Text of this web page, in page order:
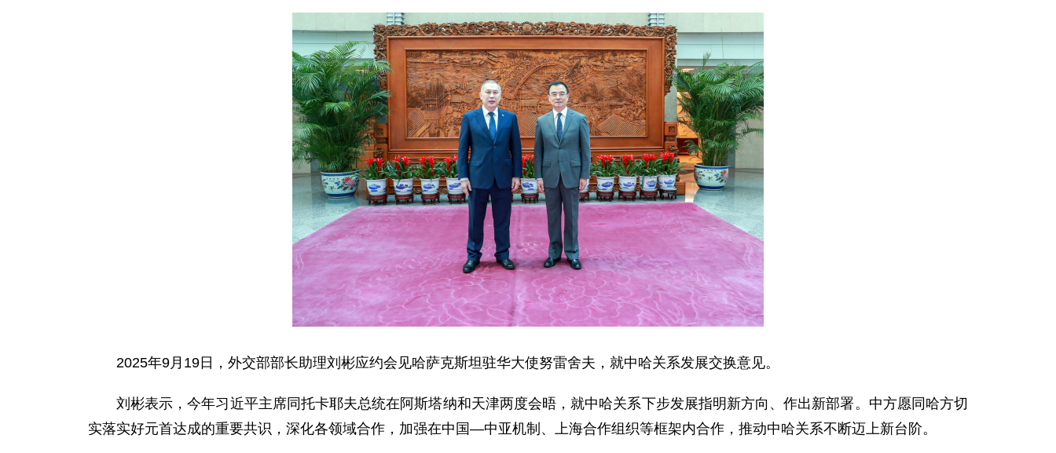
2025年9月19日，外交部部长助理刘彬应约会见哈萨克斯坦驻华大使努雷舍夫，就中哈关系发展交换意见。
刘彬表示，今年习近平主席同托卡耶夫总统在阿斯塔纳和天津两度会晤，就中哈关系下步发展指明新方向、作出新部署。中方愿同哈方切
实落实好元首达成的重要共识，深化各领域合作，加强在中国—中亚机制、上海合作组织等框架内合作，推动中哈关系不断迈上新台阶。